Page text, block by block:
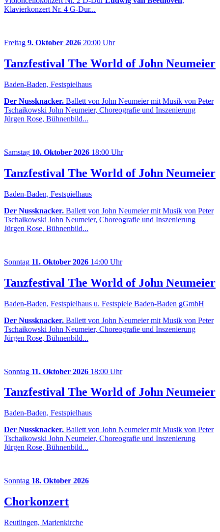
Klavierkonzert Nr. 4 G-Dur...
Freitag 9. Oktober 2026 20:00 Uhr
Tanzfestival The World of John Neumeier
Baden-Baden, Festspielhaus
Der Nussknacker. Ballett von John Neumeier mit Musik von Peter
Tschaikowski John Neumeier, Choreografie und Inszenierung
Jürgen Rose, Bühnenbild...
Samstag 10. Oktober 2026 18:00 Uhr
Tanzfestival The World of John Neumeier
Baden-Baden, Festspielhaus
Der Nussknacker. Ballett von John Neumeier mit Musik von Peter
Tschaikowski John Neumeier, Choreografie und Inszenierung
Jürgen Rose, Bühnenbild...
Sonntag 11. Oktober 2026 14:00 Uhr
Tanzfestival The World of John Neumeier
Baden-Baden, Festspielhaus u. Festspiele Baden-Baden gGmbH
Der Nussknacker. Ballett von John Neumeier mit Musik von Peter
Tschaikowski John Neumeier, Choreografie und Inszenierung
Jürgen Rose, Bühnenbild...
Sonntag 11. Oktober 2026 18:00 Uhr
Tanzfestival The World of John Neumeier
Baden-Baden, Festspielhaus
Der Nussknacker. Ballett von John Neumeier mit Musik von Peter
Tschaikowski John Neumeier, Choreografie und Inszenierung
Jürgen Rose, Bühnenbild...
Sonntag 18. Oktober 2026
Chorkonzert
Reutlingen, Marienkirche